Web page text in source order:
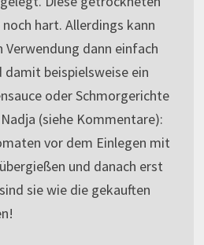
hart. Allerdings kann
Verwendung dann einfach
damit beispielsweise ein
oder Schmorgerichte
(siehe Kommentare):
vor dem Einlegen mit
und danach erst
sie wie die gekauften